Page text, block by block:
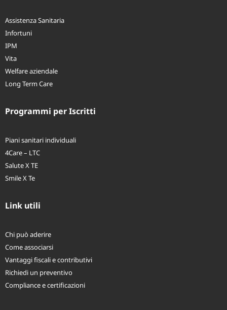
Assistenza Sanitaria
Infortuni
IPM
Vita
Welfare aziendale
Piani sanitari individuali
4Care – LTC
Salute X TE
Chi può aderire
Come associarsi
Vantaggi fiscali e contributivi
Richiedi un preventivo